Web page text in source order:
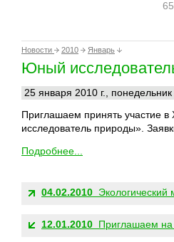
Новости 2010 Январь
Юный
25 января 2010 г., понедельник
Приглашаем принять участие
исследователь природы».
Подробнее...
04.02.2010
12.01.2010 Приглашаем на